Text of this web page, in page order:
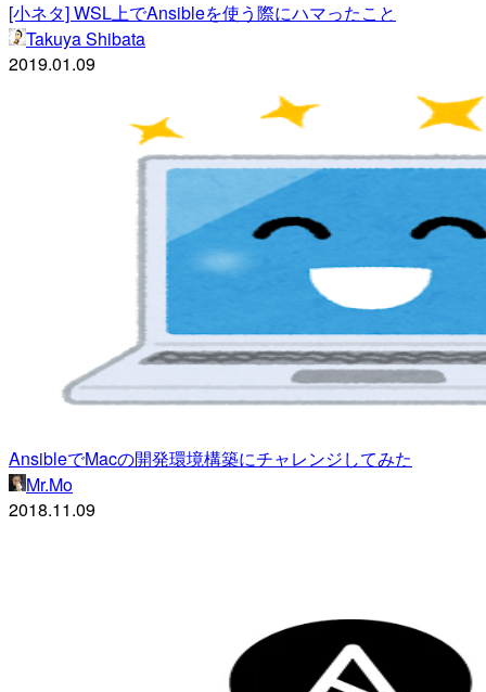
[小ネタ] WSL上でAnsibleを使う際にハマったこと
Takuya Shibata
2019.01.09
AnsibleでMacの開発環境構築にチャレンジしてみた
Mr.Mo
2018.11.09